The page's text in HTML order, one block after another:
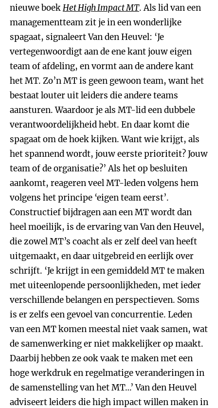
nieuwe boekHet High Impact MT. Als lid van een
managementteam zit je in een wonderlijke
spagaat, signaleert Van den Heuvel: ‘Je
vertegenwoordigt aan de ene kant jouw eigen
team of afdeling, en vormt aan de andere kant
het MT. Zo’n MT is geen gewoon team, want het
bestaat louter uit leiders die andere teams
aansturen. Waardoor je als MT-lid een dubbele
verantwoordelijkheid hebt. En daar komt die
spagaat om de hoek kijken. Want wie krijgt, als
het spannend wordt, jouw eerste prioriteit? Jouw
team of de organisatie?’ Als het op besluiten
aankomt, reageren veel MT-leden volgens hem
volgens het principe ‘eigen team eerst’.
Constructief bijdragen aan een MT wordt dan
heel moeilijk, is de ervaring van Van den Heuvel,
die zowel MT’s coacht als er zelf deel van heeft
uitgemaakt, en daar uitgebreid en eerlijk over
schrijft. ‘Je krijgt in een gemiddeld MT te maken
met uiteenlopende persoonlijkheden, met ieder
verschillende belangen en perspectieven. Soms
is er zelfs een gevoel van concurrentie. Leden
van een MT komen meestal niet vaak samen, wat
de samenwerking er niet makkelijker op maakt.
Daarbij hebben ze ook vaak te maken met een
hoge werkdruk en regelmatige veranderingen in
de samenstelling van het MT…’ Van den Heuvel
adviseert leiders die high impact willen maken in